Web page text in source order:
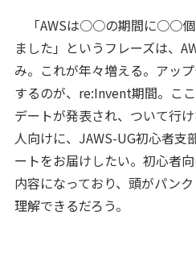
「AWSは○○の期間に○○個
ました」というフレーズは、
み。これが年々増える。アッ
するのが、re:Invent期間。こ
デートが発表され、ついて行
人向けに、JAWS-UG初心者支
ートをお届けしたい。初心者
内容になっており、頭がパン
理解できるだろう。